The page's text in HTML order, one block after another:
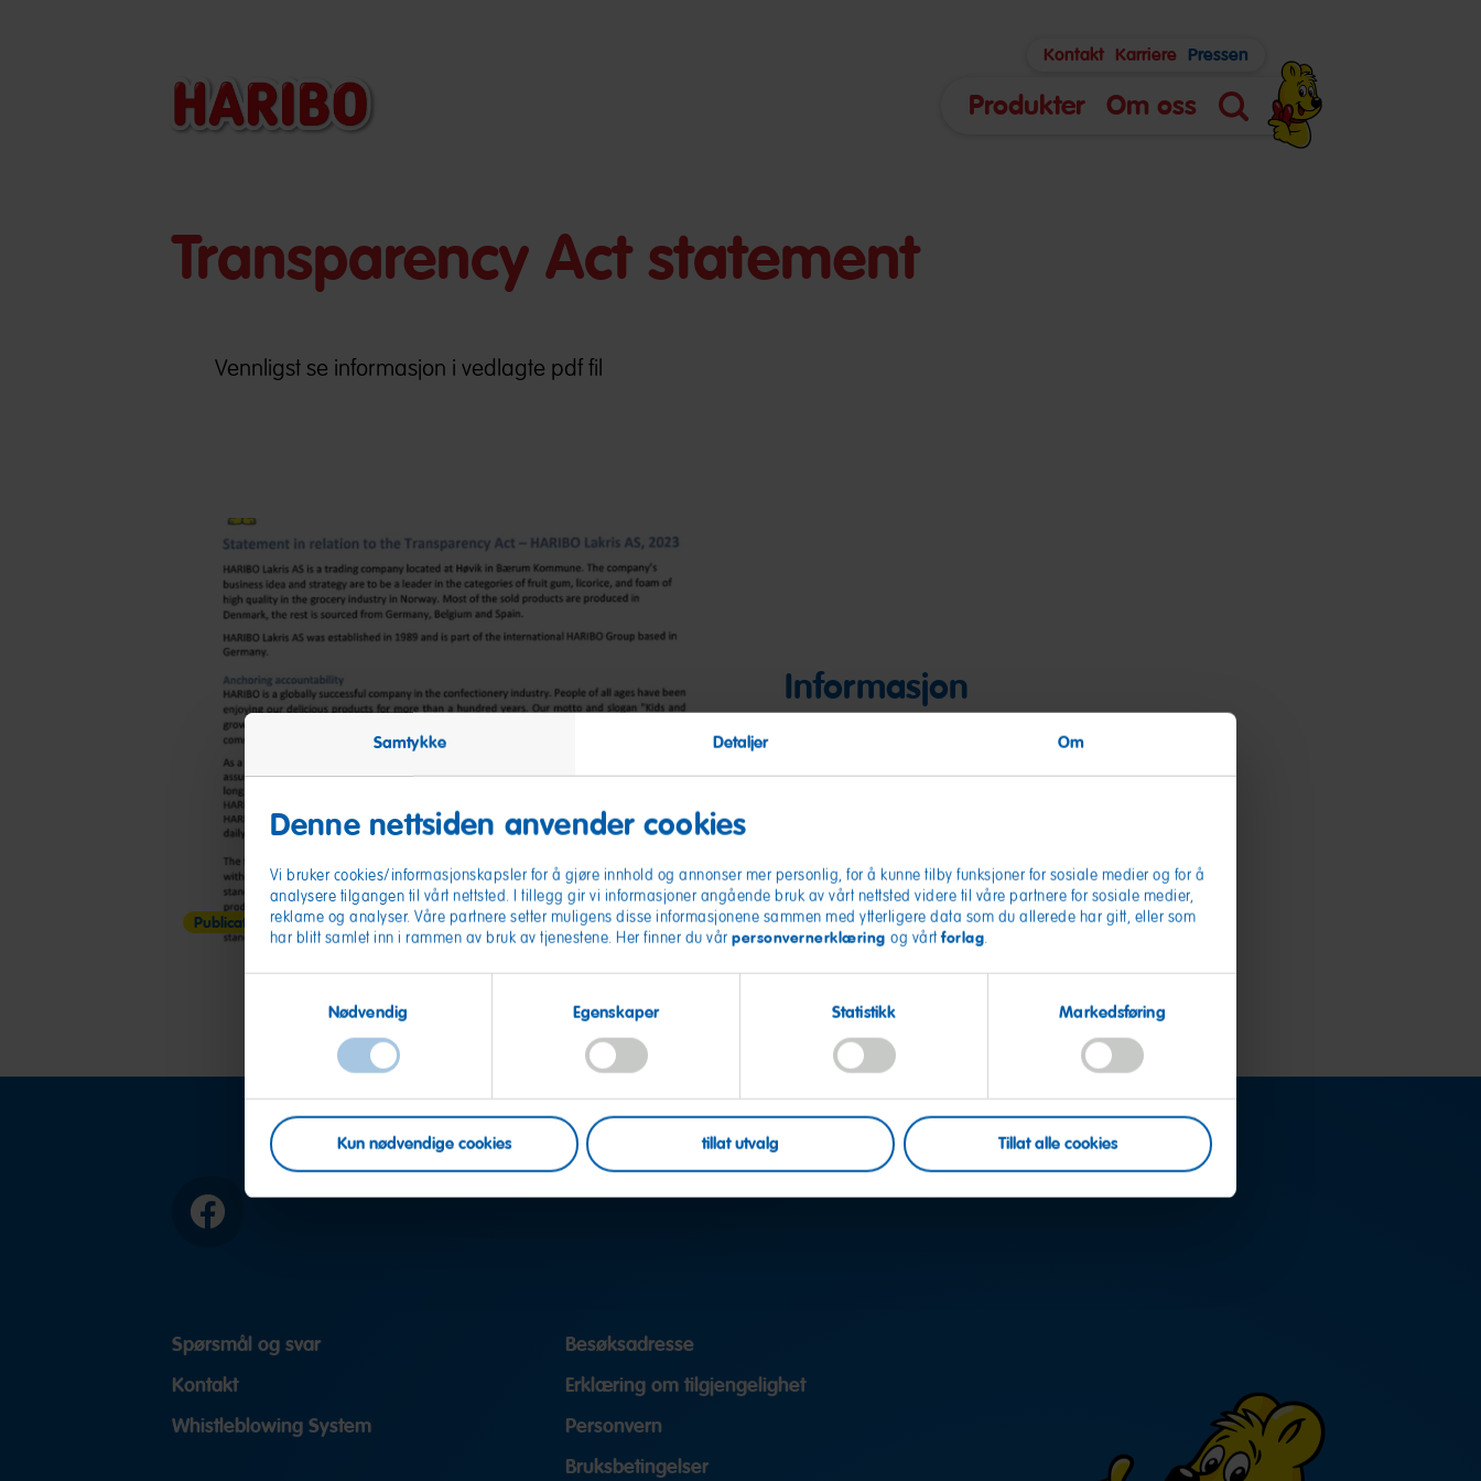
Samtykke Detaljer Om
Denne nettsiden anvender cookies
Vi bruker cookies/informasjonskapsler for å gjøre innhold og annonser mer personlig, for å kunne tilby funksjoner for sosiale medier og for å
analysere tilgangen til vårt nettsted. I tillegg gir vi informasjoner angående bruk av vårt nettsted videre til våre partnere for sosiale medier,
reklame og analyser. Våre partnere setter muligens disse informasjonene sammen med ytterligere data som du allerede har gitt, eller som
har blitt samlet inn i rammen av bruk av tjenestene. Her finner du vår personvernerklæring og vårtforlag.
Nødvendig Egenskaper Statistikk Markedsføring
Kun nødvendige cookies tillat utvalg Tillat alle cookies
Produkter Om oss
Kontakt Karriere Pressen
Transparency Act statement
Vennligst se informasjon i vedlagte pdf fil
Informasjon
Internett (204,2 KB)
Publication (PDF)
Facebook
Spørsmål og svar
Kontakt
Whistleblowing System
Besøksadresse
Erklæring om tilgjengelighet
Personvern
Bruksbetingelser